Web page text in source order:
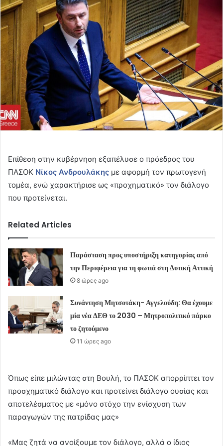
email
Επίθεση στην κυβέρνηση εξαπέλυσε ο πρόεδρος του
ΠΑΣΟΚ Νίκος Ανδρουλάκης με αφορμή τον πρωτογενή
τομέα, ενώ χαρακτήρισε ως «προχηματικό» τον διάλογο
που προτείνεται.
Related Articles
Παράσταση προς υποστήριξη κατηγορίας από
την Περιφέρεια για τη φωτιά στη Δυτική Αττική
8 ώρες ago
Συνάντηση Μητσοτάκη- Αγγελούδη: Θα έχουμε
μία νέα ΔΕΘ το 2030 – Μητροπολιτικό πάρκο
το ζητούμενο
11 ώρες ago
Όπως είπε μιλώντας στη Βουλή, το ΠΑΣΟΚ απορρίπτει τον
προσχηματικό διάλογο και προτείνει διάλογο ουσίας και
αποτελέσματος με «μόνο στόχο την ενίσχυση των
παραγωγών της πατρίδας μας»
«Μας ζητά να ανοίξουμε τον διάλογο, αλλά ο ίδιος